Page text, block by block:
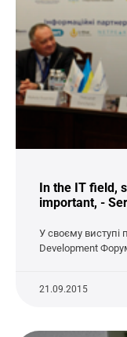
In the IT field,
important, -
У своєму виступі
Development
21.09.2015